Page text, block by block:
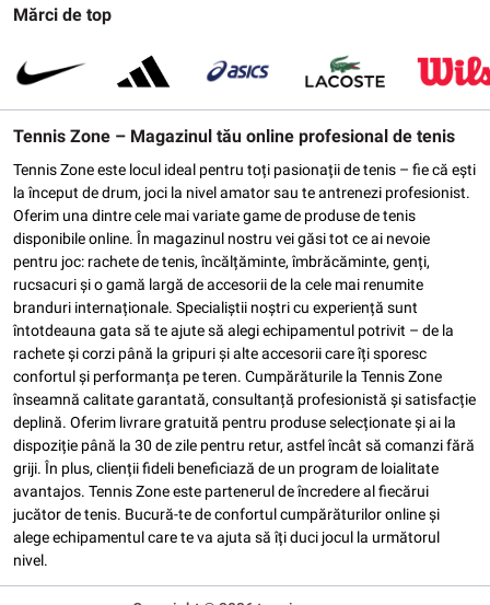
Mărci de top
Tennis Zone – Magazinul tău online profesional de tenis
Tennis Zone este locul ideal pentru toți pasionații de tenis – fie că ești
la început de drum, joci la nivel amator sau te antrenezi profesionist.
Oferim una dintre cele mai variate game de produse de tenis
disponibile online. În magazinul nostru vei găsi tot ce ai nevoie
pentru joc: rachete de tenis, încălțăminte, îmbrăcăminte, genți,
rucsacuri și o gamă largă de accesorii de la cele mai renumite
branduri internaționale. Specialiștii noștri cu experiență sunt
întotdeauna gata să te ajute să alegi echipamentul potrivit – de la
rachete și corzi până la gripuri și alte accesorii care îți sporesc
confortul și performanța pe teren. Cumpărăturile la Tennis Zone
înseamnă calitate garantată, consultanță profesionistă și satisfacție
deplină. Oferim livrare gratuită pentru produse selecționate și ai la
dispoziție până la 30 de zile pentru retur, astfel încât să comanzi fără
griji. În plus, clienții fideli beneficiază de un program de loialitate
avantajos. Tennis Zone este partenerul de încredere al fiecărui
jucător de tenis. Bucură-te de confortul cumpărăturilor online și
alege echipamentul care te va ajuta să îți duci jocul la următorul
nivel.